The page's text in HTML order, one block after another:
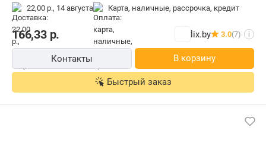
22,00 р., 14 августа карта, наличные, рассрочка, кредит
166,33р. lix.by 3.0(7) i
Контакты В корзину
Быстрый заказ